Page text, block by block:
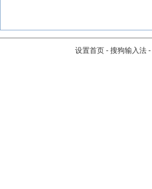
设置首页 - 搜狗输入法 -